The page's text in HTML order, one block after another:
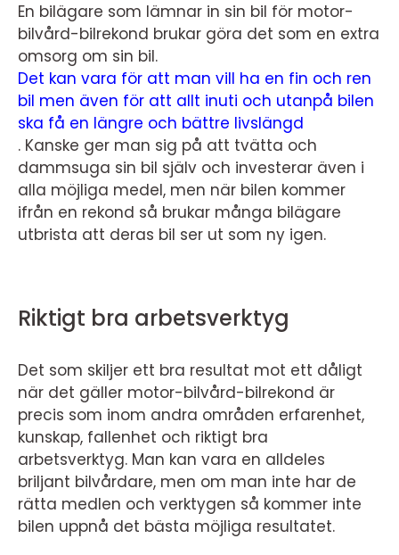
En bilägare som lämnar in sin bil för motor-
bilvård-bilrekond brukar göra det som en extra
omsorg om sin bil.
Det kan vara för att man vill ha en fin och ren
bil men även för att allt inuti och utanpå bilen
ska få en längre och bättre livslängd
. Kanske ger man sig på att tvätta och
dammsuga sin bil själv och investerar även i
alla möjliga medel, men när bilen kommer
ifrån en rekond så brukar många bilägare
utbrista att deras bil ser ut som ny igen.
Riktigt bra arbetsverktyg
Det som skiljer ett bra resultat mot ett dåligt
när det gäller motor-bilvård-bilrekond är
precis som inom andra områden erfarenhet,
kunskap, fallenhet och riktigt bra
arbetsverktyg. Man kan vara en alldeles
briljant bilvårdare, men om man inte har de
rätta medlen och verktygen så kommer inte
bilen uppnå det bästa möjliga resultatet.